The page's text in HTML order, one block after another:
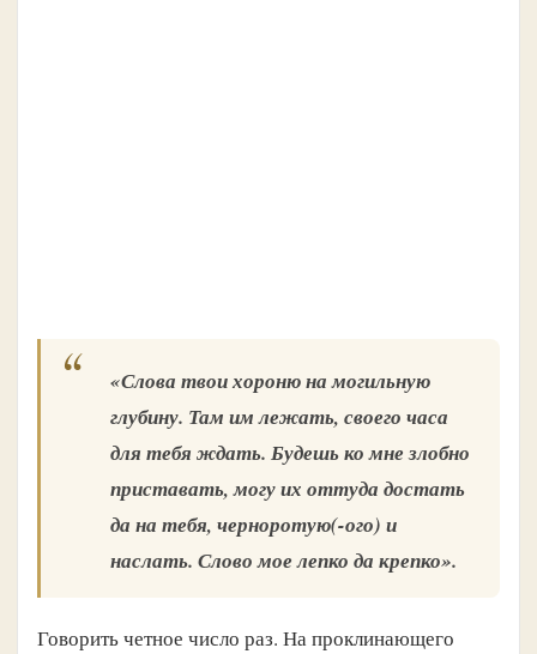
«Слова твои хороню на могильную
глубину. Там им лежать, своего часа
для тебя ждать. Будешь ко мне злобно
приставать, могу их оттуда достать
да на тебя, черноротую(-ого) и
наслать. Слово мое лепко да крепко».
Говорить четное число раз. На проклинающего